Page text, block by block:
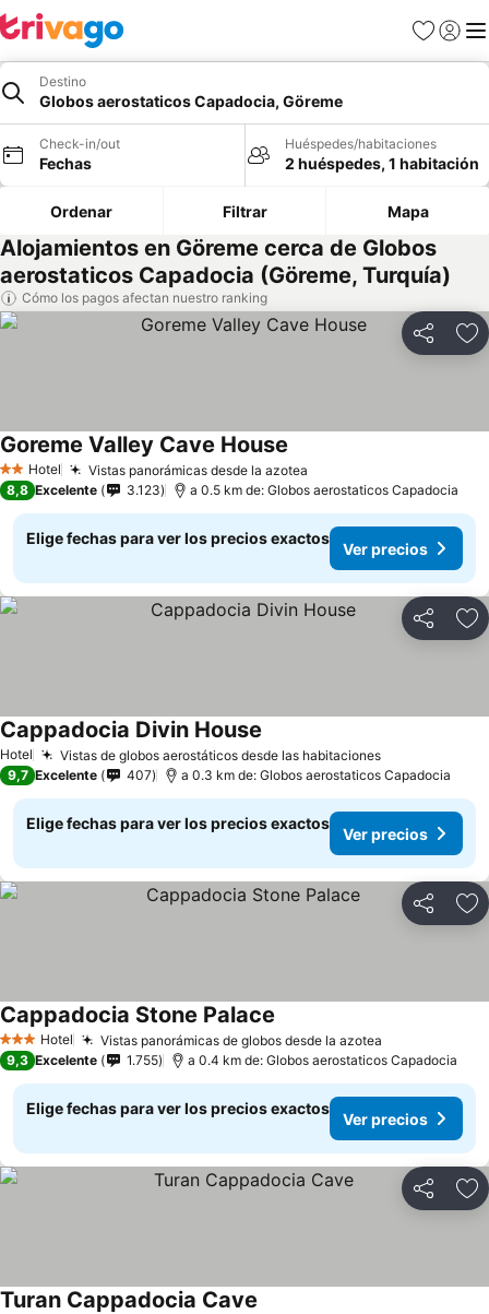
Favoritos
Iniciar
Destino
Globos aerostaticos Capadocia, Göreme
Check-in/out
Fechas
Huéspedes/habitaciones
2 huéspedes, 1 habitación
Ordenar Filtrar Mapa
Alojamientos en Göreme cerca de Globos
aerostaticos Capadocia (Göreme, Turquía)
Cómo los pagos afectan nuestro ranking
Compartir
2 Estrellas
Hotel Vistas panorámicas desde la azotea
Goreme Valley Cave House
8,8 Excelente 3.123 a 0.5 km de: Globos aerostaticos Capadocia
Elige fechas para ver los precios exactos
Ver precios
Compartir
Hotel Vistas de globos aerostáticos desde las habitaciones
Cappadocia Divin House
9,7 Excelente 407 a 0.3 km de: Globos aerostaticos Capadocia
Elige fechas para ver los precios exactos
Ver precios
Compartir
3 Estrellas
Hotel Vistas panorámicas de globos desde la azotea
Cappadocia Stone Palace
9,3 Excelente 1.755 a 0.4 km de: Globos aerostaticos Capadocia
Elige fechas para ver los precios exactos
Ver precios
Compartir
Turan Cappadocia Cave